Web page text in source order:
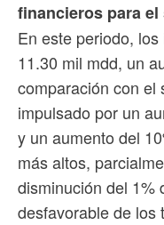
financieros para
En este periodo,
11.30 mil mdd, un
comparación con el
impulsado por un
y un aumento del
más altos,
disminución del 1%
desfavorable de los